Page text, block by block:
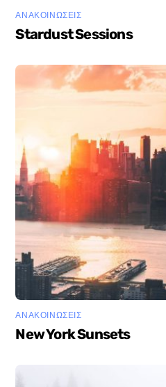
ΑΝΑΚΟΙΝΩΣΕΙΣ
Stardust Sessions
ΑΝΑΚΟΙΝΩΣΕΙΣ
New York Sunsets